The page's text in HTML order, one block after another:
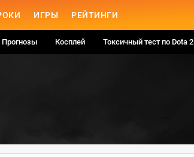
ИГРЫ РЕЙТИНГИ
Прогнозы Косплей Токсичный тест по Dota 2